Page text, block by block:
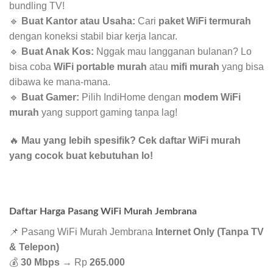
bundling TV!
🔹
Buat Kantor atau Usaha: Cari paket WiFi termurah
dengan koneksi stabil biar kerja lancar.
🔹
Buat Anak Kos: Nggak mau langganan bulanan? Lo
bisa coba WiFi portable murah atau mifi murah yang bisa
dibawa ke mana-mana.
🔹
Buat Gamer: Pilih IndiHome dengan modem WiFi
murah yang support gaming tanpa lag!
🔥 Mau yang lebih spesifik? Cek daftar WiFi murah
yang cocok buat kebutuhan lo!
Daftar Harga Pasang WiFi Murah Jembrana
📌 Pasang WiFi Murah Jembrana Internet Only (Tanpa TV
& Telepon)
💰 30 Mbps → Rp 265.000